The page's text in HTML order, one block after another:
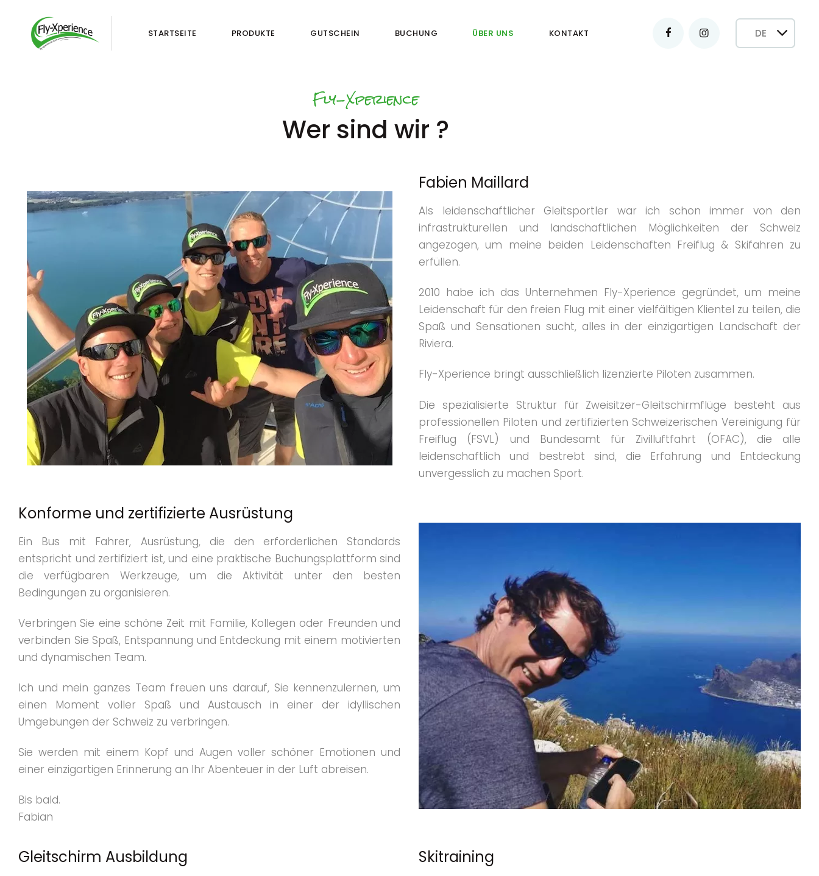
STARTSEITE PRODUKTE GUTSCHEIN BUCHUNG ÜBER UNS KONTAKT
BUCHUNG
ÜBER UNS
Fly-Xperience
Wer sind wir ?
Fabien Maillard
Als leidenschaftlicher Gleitsportler war ich schon immer von den
infrastrukturellen und landschaftlichen Möglichkeiten der Schweiz
angezogen, um meine beiden Leidenschaften Freiflug & Skifahren zu
erfüllen.
2010 habe ich das Unternehmen Fly-Xperience gegründet, um meine
Leidenschaft für den freien Flug mit einer vielfältigen Klientel zu teilen, die
Spaß und Sensationen sucht, alles in der einzigartigen Landschaft der
Riviera.
Fly-Xperience bringt ausschließlich lizenzierte Piloten zusammen.
Die spezialisierte Struktur für Zweisitzer-Gleitschirmflüge besteht aus
professionellen Piloten und zertifizierten Schweizerischen Vereinigung für
Freiflug (FSVL) und Bundesamt für Zivilluftfahrt (OFAC), die alle
leidenschaftlich und bestrebt sind, die Erfahrung und Entdeckung
unvergesslich zu machen Sport.
Konforme und zertifizierte Ausrüstung
Ein Bus mit Fahrer, Ausrüstung, die den erforderlichen Standards
entspricht und zertifiziert ist, und eine praktische Buchungsplattform sind
die verfügbaren Werkzeuge, um die Aktivität unter den besten
Bedingungen zu organisieren.
Verbringen Sie eine schöne Zeit mit Familie, Kollegen oder Freunden und
verbinden Sie Spaß, Entspannung und Entdeckung mit einem motivierten
und dynamischen Team.
Ich und mein ganzes Team freuen uns darauf, Sie kennenzulernen, um
einen Moment voller Spaß und Austausch in einer der idyllischen
Umgebungen der Schweiz zu verbringen.
Sie werden mit einem Kopf und Augen voller schöner Emotionen und
einer einzigartigen Erinnerung an Ihr Abenteuer in der Luft abreisen.
Bis bald.
Fabian
Gleitschirm Ausbildung Skitraining